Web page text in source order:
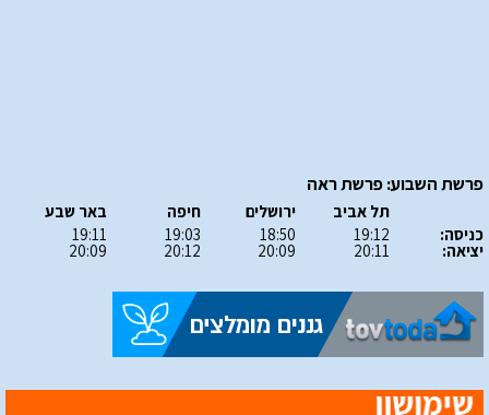
פרשת השבוע: פרשת ראה
כניסה:
יציאה:
תל אביב
19:12
20:11
ירושלים
18:50
20:09
חיפה
19:03
20:12
באר שבע
19:11
20:09